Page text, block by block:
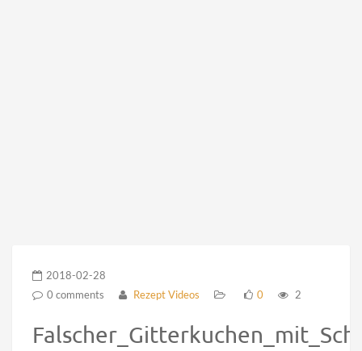
2018-02-28
0 comments
Rezept Videos 0 2